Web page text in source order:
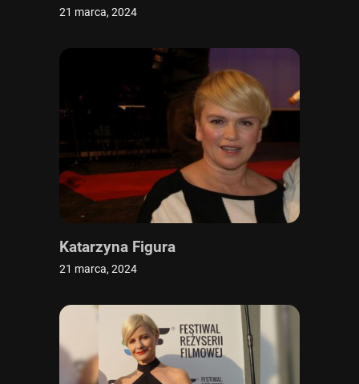
21 marca, 2024
Katarzyna Figura
21 marca, 2024